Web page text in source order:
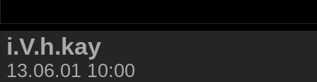
i.V.h.kay
13.06.01 10:00